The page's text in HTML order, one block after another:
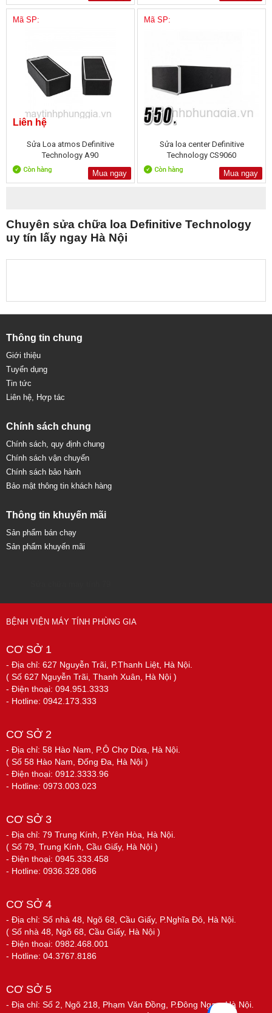
Mã SP:
Liên hệ
Sửa Loa atmos Definitive
Technology A90
Mua ngay
Mã SP:
Sửa loa center Definitive
Technology CS9060
Mua ngay
Chuyên sửa chữa loa Definitive Technology
uy tín lấy ngay Hà Nội
Thông tin chung
Giới thiệu
Tuyển dụng
Tin tức
Liên hệ, Hợp tác
Chính sách chung
Chính sách, quy định chung
Chính sách vận chuyển
Chính sách bảo hành
Bảo mật thông tin khách hàng
Thông tin khuyến mãi
Sản phẩm bán chạy
Sản phẩm khuyến mãi
BỆNH VIỆN MÁY TÍNH PHÙNG GIA
CƠ SỞ 1
- Địa chỉ: 627 Nguyễn Trãi, P.Thanh Liệt, Hà Nội.
( Số 627 Nguyễn Trãi, Thanh Xuân, Hà Nội )
- Điện thoại: 094.951.3333
- Hotline: 0942.173.333
CƠ SỞ 2
- Địa chỉ: 58 Hào Nam, P.Ô Chợ Dừa, Hà Nội.
( Số 58 Hào Nam, Đống Đa, Hà Nội )
- Điện thoại: 0912.3333.96
- Hotline: 0973.003.023
CƠ SỞ 3
- Địa chỉ: 79 Trung Kính, P.Yên Hòa, Hà Nội.
( Số 79, Trung Kính, Cầu Giấy, Hà Nội )
- Điện thoại: 0945.333.458
- Hotline: 0936.328.086
CƠ SỞ 4
- Địa chỉ: Số nhà 48, Ngõ 68, Cầu Giấy, P.Nghĩa Đô, Hà Nội.
( Số nhà 48, Ngõ 68, Cầu Giấy, Hà Nội )
- Điện thoại: 0982.468.001
- Hotline: 04.3767.8186
CƠ SỞ 5
- Địa chỉ: Số 2, Ngõ 218, Phạm Văn Đồng, P.Đông Ngạc, Hà Nội.